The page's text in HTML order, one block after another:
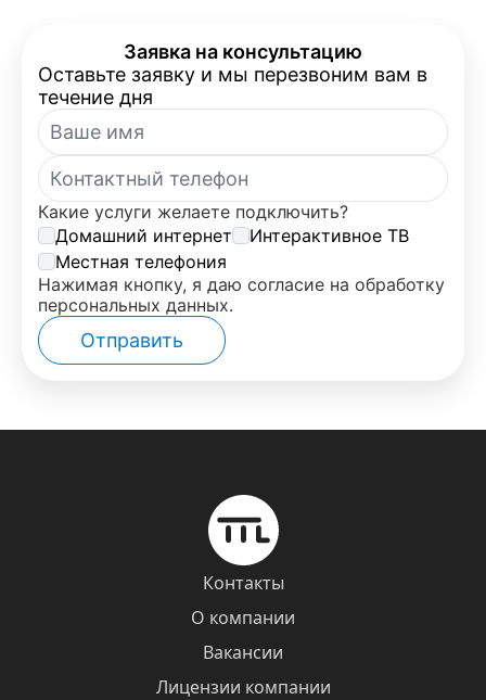
Заявка на консультацию
Оставьте заявку и мы перезвоним вам в
течение дня
Какие услуги желаете подключить?
Домашний интернет
Интерактивное ТВ
Местная телефония
Нажимая кнопку, я даю согласие на обработку
персональных данных.
Отправить
Контакты
О компании
Вакансии
Лицензии компании